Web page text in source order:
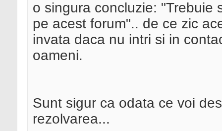
o singura concluzie:
pe acest forum".. de ce zic
invata daca nu intri si in
oameni.
Sunt sigur ca odata ce voi
rezolvarea...